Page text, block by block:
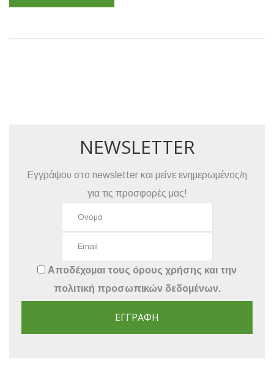
NEWSLETTER
Εγγράψου στο newsletter και μείνε ενημερωμένος/η
για τις προσφορές μας!
Αποδέχομαι τους όρους χρήσης και την
πολιτική προσωπικών δεδομένων.
ΕΓΓΡΑΦΉ